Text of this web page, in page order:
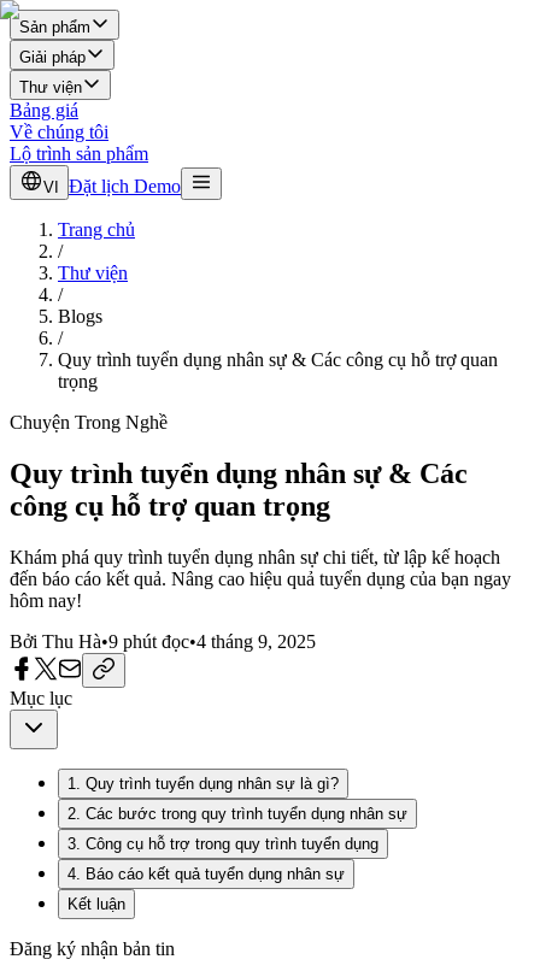
Sản phẩm
Giải pháp
Thư viện
Bảng giá
Về chúng tôi
Lộ trình sản phẩm
VI Đặt lịch Demo
Trang chủ
/
Thư viện
/
Blogs
/
Quy trình tuyển dụng nhân sự & Các công cụ hỗ trợ quan
trọng
Chuyện Trong Nghề
Quy trình tuyển dụng nhân sự & Các
công cụ hỗ trợ quan trọng
Khám phá quy trình tuyển dụng nhân sự chi tiết, từ lập kế hoạch
đến báo cáo kết quả. Nâng cao hiệu quả tuyển dụng của bạn ngay
hôm nay!
Bởi Thu Hà•9 phút đọc•4 tháng 9, 2025
Mục lục
1. Quy trình tuyển dụng nhân sự là gì?
2. Các bước trong quy trình tuyển dụng nhân sự
3. Công cụ hỗ trợ trong quy trình tuyển dụng
4. Báo cáo kết quả tuyển dụng nhân sự
Kết luận
Đăng ký nhận bản tin